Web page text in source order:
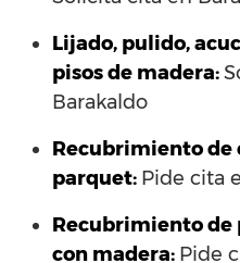
Lijado, pulido,
pisos de madera:
Barakaldo
Recubrimiento de
parquet: Pide cita
Recubrimiento de
con madera: Pide